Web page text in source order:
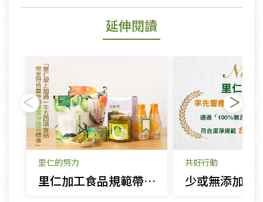
延伸閱讀
里仁的努力
里仁加工食品規範帶動慈悅國際推展「潔淨標章」評鑑制度
共好行動